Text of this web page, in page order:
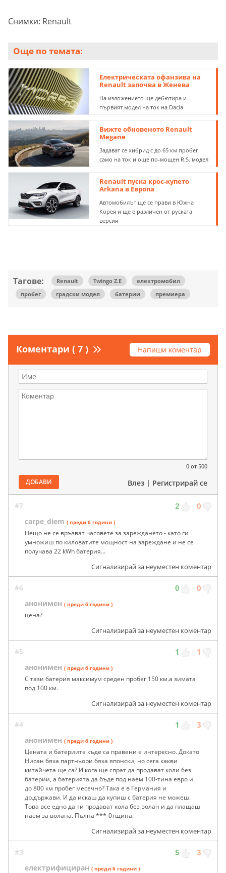
Снимки: Renault
Още по темата:
Електрическата офанзива на
Renault започва в Женева
На изложението ще дебютира и
първият модел на ток на Dacia
Вижте обновеното Renault
Megane
Задават се хибрид с до 65 км пробег
само на ток и още по-мощен R.S. модел
Renault пуска крос-купето
Arkana в Европа
Автомобилът ще се прави в Южна
Корея и ще е различен от руската
версия
Тагове: Renault Twingo Z.E
електромобил
пробег
градски модел батерии премиера
Коментари ( 7 ) Напиши коментар
0 от 500
ДОБАВИ Влез | Регистрирай се
#7 2 0
carpe_diem ( преди 6 години )
Нещо не се връзват часовете за зареждането - като ги
умножиш по киловатите мощност на зареждане и не се
получава 22 kWh батерия...
Сигнализирай за неуместен коментар
#6 0 0
анонимен ( преди 6 години )
цена?
Сигнализирай за неуместен коментар
#5 1 1
анонимен ( преди 6 години )
С тази батерия максимум среден пробег 150 км.а зимата
под 100 км.
Сигнализирай за неуместен коментар
#4 1 3
анонимен ( преди 6 години )
Цената и батериите къде са правени е интересно. Докато
Нисан бяха партньори бяха японски, но сега какви
китайчета ще са? И кога ще спрат да продават коли без
батерии, а батерията да бъде под наем 100-тина евро и
до 800 км пробег месечно? Така е в Германия и
др.държави. И да искаш да купиш с батерия не можеш.
Това все едно да ти продават кола без волан и да плащаш
наем за волана. Пълна ***-0тщина.
Сигнализирай за неуместен коментар
#3 5 3
електрифициран ( преди 6 години )